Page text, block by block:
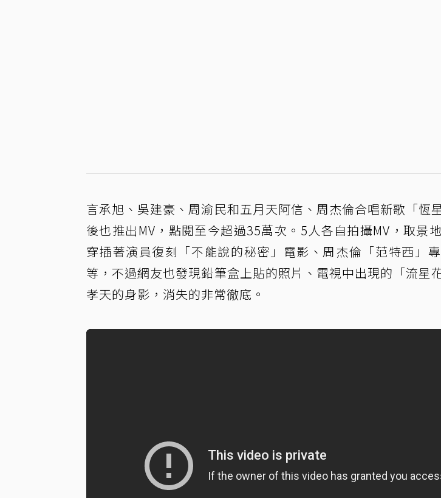
言承旭、吳建豪、周渝民和五月天阿信、周杰倫合唱新歌「恆
後也推出MV，點閱至今超過35萬次。5人各自拍攝MV，取景
穿插著演員復刻「不能說的秘密」電影、周杰倫「范特西」
等，不過網友也發現鉛筆盒上貼的照片、電視中出現的「流星
孝天的身影，消失的非常徹底。